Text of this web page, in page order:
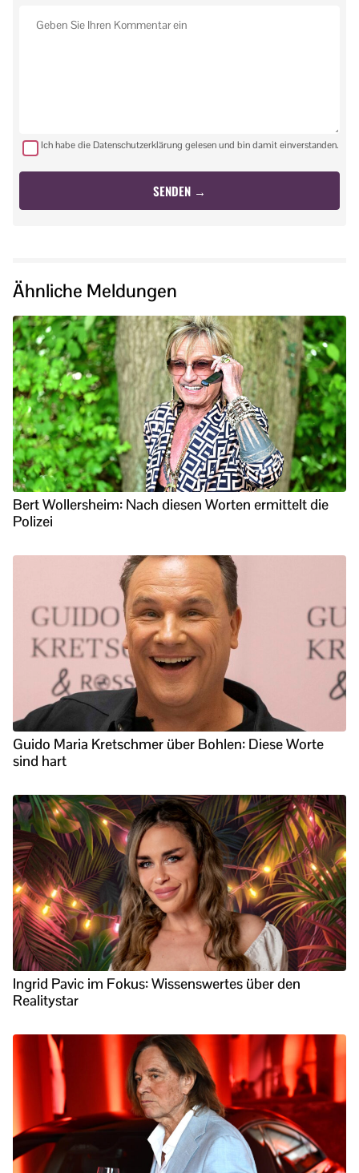
Ich habe die Datenschutzerklärung gelesen und bin damit einverstanden.
Ähnliche Meldungen
Bert Wollersheim: Nach diesen Worten ermittelt die
Polizei
Guido Maria Kretschmer über Bohlen: Diese Worte
sind hart
Ingrid Pavic im Fokus: Wissenswertes über den
Realitystar